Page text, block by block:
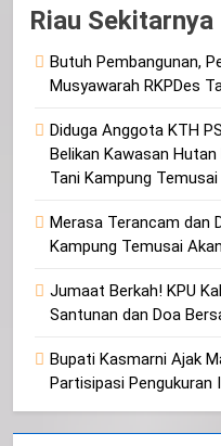
Riau Sekitarnya
Butuh Pembangunan,
Musyawarah RKPDes
Diduga Anggota KTH
Belikan Kawasan
Tani Kampung Temusai
Merasa Terancam dan
Kampung Temusai
Jumaat Berkah! KPU
Santunan dan Doa
Bupati Kasmarni Ajak
Partisipasi Pengukuran